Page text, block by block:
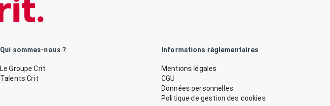
Qui sommes-nous ?
Le Groupe Crit
Talents Crit
Informations réglementaires
Mentions légales
CGU
Données personnelles
Politique de gestion des cookies